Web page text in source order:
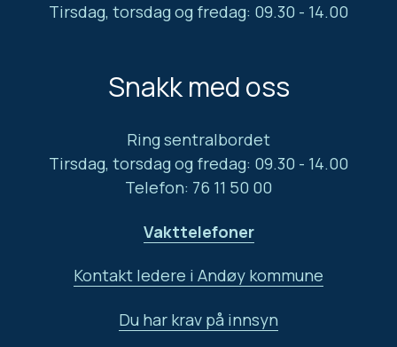
Tirsdag, torsdag og fredag: 09.30 - 14.00
Snakk med oss
Ring sentralbordet
Tirsdag, torsdag og fredag: 09.30 - 14.00
Telefon: 76 11 50 00
Vakttelefoner
Kontakt ledere i Andøy kommune
Du har krav på innsyn